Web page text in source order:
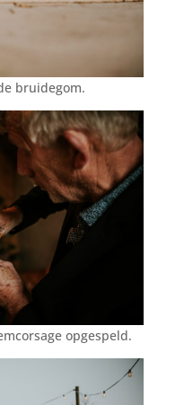
bruidegom.
opgespeld.